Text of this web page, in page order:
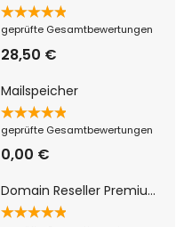
Bewertet
mit5.00
von 5
geprüfte Gesamtbewertungen
28,50 €
Mailspeicher
Bewertet
mit5.00
von 5
geprüfte Gesamtbewertungen
0,00 €
Domain Reseller Premium